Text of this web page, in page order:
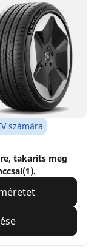
számára
takaríts meg